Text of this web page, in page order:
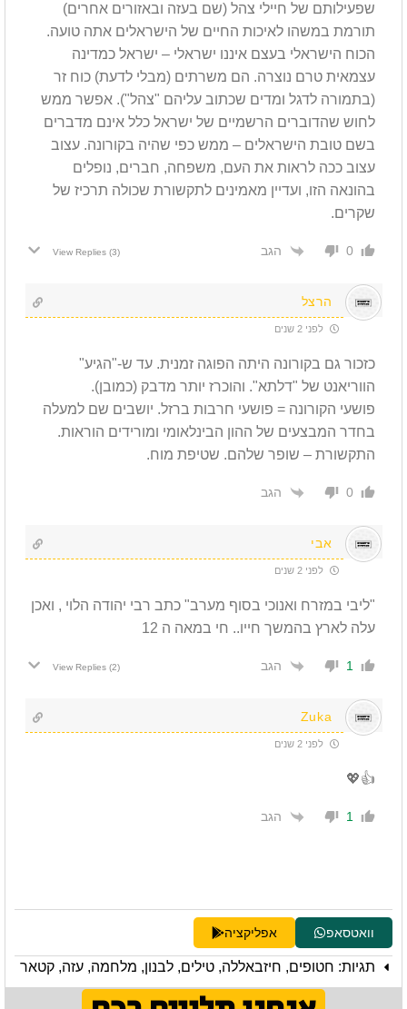
שפעילותם של חיילי צהל (שם בעזה ובאזורים אחרים)
תורמת במשהו לאיכות החיים של הישראלים אתה טועה.
הכוח הישראלי בעצם איננו ישראלי – ישראל כמדינה
עצמאית טרם נוצרה. הם משרתים (מבלי לדעת) כוח זר
(בתמורה לדגל ומדים שכתוב עליהם "צהל"). אפשר ממש
לחוש שהדוברים הרשמיים של ישראל כלל אינם מדברים
בשם טובת הישראלים – ממש כפי שהיה בקורונה. עצוב
עצוב ככה לראות את העם, משפחה, חברים, נופלים
בהונאה הזו, ועדיין מאמינים לתקשורת שכולה תרכיז של
שקרים.
0 הגב View Replies (3)
הרצל
לפני 2 שנים
כזכור גם בקורונה היתה הפוגה זמנית. עד ש-"הגיע"
הווריאנט של "דלתא". והוכרז יותר מדבק (כמובן).
פושעי הקורונה = פושעי חרבות ברזל. יושבים שם למעלה
בחדר המבצעים של ההון הבינלאומי ומורידים הוראות.
התקשורת – שופר שלהם. שטיפת מוח.
0 הגב
אבי
לפני 2 שנים
"ליבי במזרח ואנוכי בסוף מערב" כתב רבי יהודה הלוי , ואכן
עלה לארץ בהמשך חייו.. חי במאה ה 12
1 הגב View Replies (2)
Zuka
לפני 2 שנים
👍💖
1 הגב
וואטסאפ אפליקציה
תגיות: חטופים, חיזבאללה, טילים, לבנון, מלחמה, עזה, קטאר